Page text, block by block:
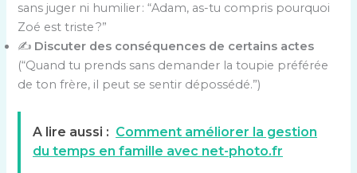
sans juger ni humilier : “Adam, as-tu compris pourquoi
Zoé est triste ?”
✍️ Discuter des conséquences de certains actes
(“Quand tu prends sans demander la toupie préférée
de ton frère, il peut se sentir dépossédé.”)
A lire aussi : Comment améliorer la gestion
du temps en famille avec net-photo.fr